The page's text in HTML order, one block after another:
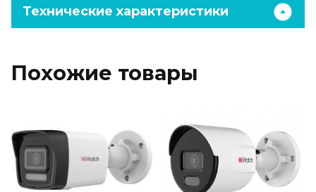
Технические характеристики
Похожие товары